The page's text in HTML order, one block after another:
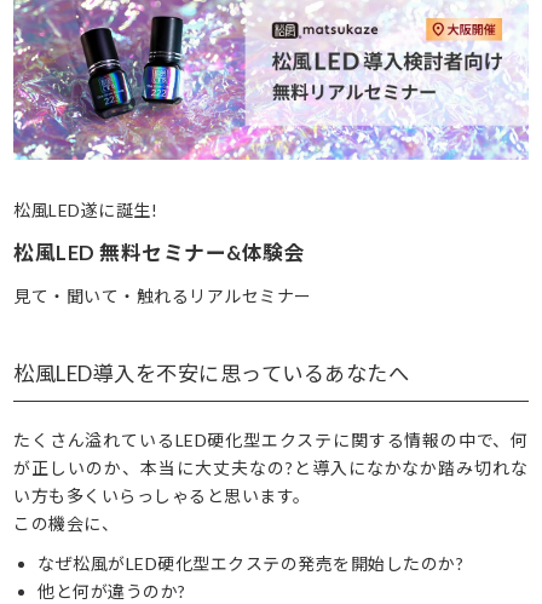
松風LED遂に誕生!
松風LED 無料セミナー&体験会
見て・聞いて・触れるリアルセミナー
松風LED導入を不安に思っているあなたへ
たくさん溢れているLED硬化型エクステに関する情報の中で、何
が正しいのか、本当に大丈夫なの?と導入になかなか踏み切れな
い方も多くいらっしゃると思います。
この機会に、
なぜ松風がLED硬化型エクステの発売を開始したのか?
他と何が違うのか?